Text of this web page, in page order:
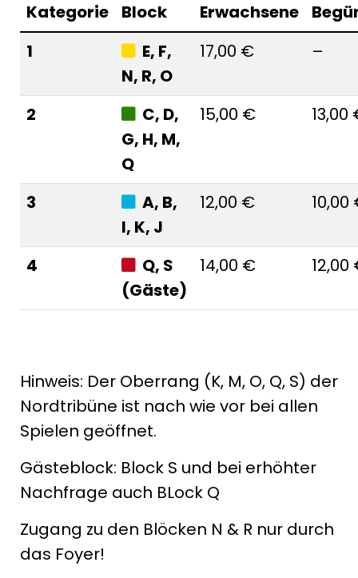
Kategorie Block Erwachsene
1
E, F,
N, R, O
17,00 € –
2
C, D,
G, H, M,
Q
15,00 € 13,00
3
A, B,
I, K, J
12,00 € 10,00
4
Q, S
(Gäste)
14,00 € 12,00
Hinweis: Der Oberrang (K, M, O, Q, S) der
Nordtribüne ist nach wie vor bei allen
Spielen geöffnet.
Gästeblock: Block S und bei erhöhter
Nachfrage auch BLock Q
Zugang zu den Blöcken N & R nur durch
das Foyer!